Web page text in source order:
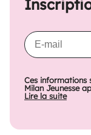
Ces informations
Milan Jeunesse
Lire la suite